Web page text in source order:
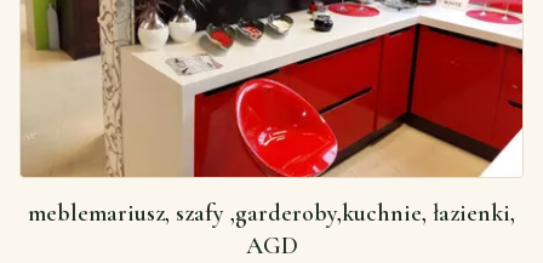
meblemariusz, szafy ,garderoby,kuchnie, łazienki,
AGD